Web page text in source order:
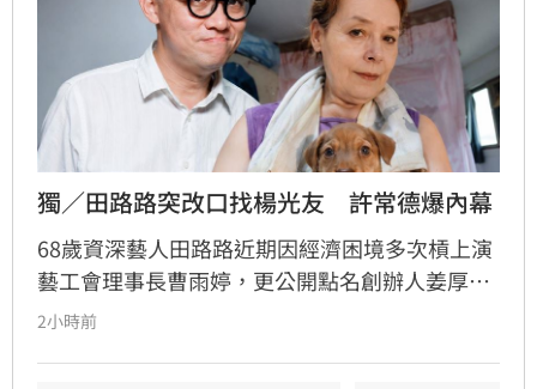
獨／田路路突改口找楊光友　許常德爆內幕
68歲資深藝人田路路近期因經濟困境多次槓上演
藝工會理事長曹雨婷，更公開點名創辦人姜厚任
出面，事後卻發文坦言搞錯對象，真正想找的是
2小時前